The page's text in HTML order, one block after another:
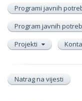
Programi javnih
Program javnih
Projekti
Natrag na vijesti